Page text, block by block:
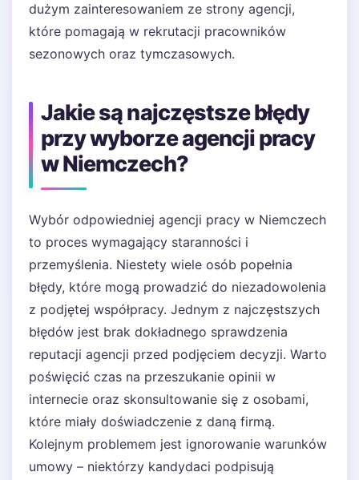
dużym zainteresowaniem ze strony agencji,
które pomagają w rekrutacji pracowników
sezonowych oraz tymczasowych.
Jakie są najczęstsze błędy
przy wyborze agencji pracy
w Niemczech?
Wybór odpowiedniej agencji pracy w Niemczech
to proces wymagający staranności i
przemyślenia. Niestety wiele osób popełnia
błędy, które mogą prowadzić do niezadowolenia
z podjętej współpracy. Jednym z najczęstszych
błędów jest brak dokładnego sprawdzenia
reputacji agencji przed podjęciem decyzji. Warto
poświęcić czas na przeszukanie opinii w
internecie oraz skonsultowanie się z osobami,
które miały doświadczenie z daną firmą.
Kolejnym problemem jest ignorowanie warunków
umowy – niektórzy kandydaci podpisują